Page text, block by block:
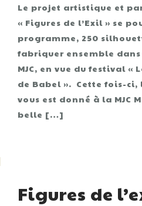
Le projet artistique et
« Figures de l’Exil » se
programme, 250
fabriquer ensemble
MJC, en vue du festival «
de Babel ». Cette fois-ci,
vous est donné à la MJC
belle […]
Figures de